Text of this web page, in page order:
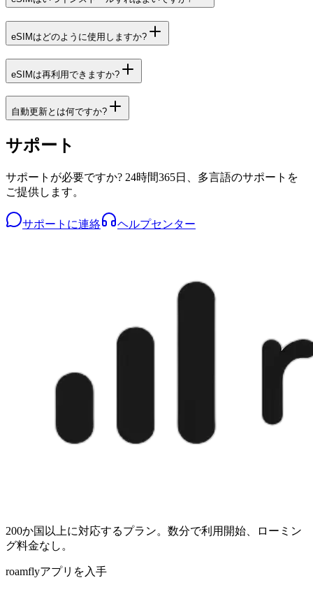
eSIMはどのように使用しますか?
eSIMは再利用できますか?
自動更新とは何ですか?
サポート
サポートが必要ですか? 24時間365日、多言語のサポートを
ご提供します。
サポートに連絡 ヘルプセンター
200か国以上に対応するプラン。数分で利用開始、ローミン
グ料金なし。
roamflyアプリを入手